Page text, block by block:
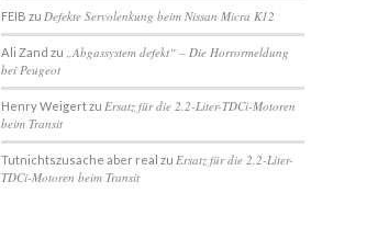
FEIB zu Defekte Servolenkung beim Nissan Micra K12
Ali Zand zu
„Abgassystem defekt“ – Die Horrormeldung
bei Peugeot
Henry Weigertzu Ersatz für die 2.2-Liter-TDCi-Motoren
beim Transit
Tutnichtszusache aber real zu Ersatz für die 2.2-Liter-
TDCi-Motoren beim Transit